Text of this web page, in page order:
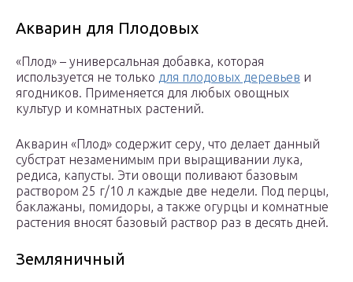
Акварин для Плодовых
«Плод» – универсальная добавка, которая
используется не только для плодовых деревьев и
ягодников. Применяется для любых овощных
культур и комнатных растений.
Акварин «Плод» содержит серу, что делает данный
субстрат незаменимым при выращивании лука,
редиса, капусты. Эти овощи поливают базовым
раствором 25 г/10 л каждые две недели. Под перцы,
баклажаны, помидоры, а также огурцы и комнатные
растения вносят базовый раствор раз в десять дней.
Земляничный